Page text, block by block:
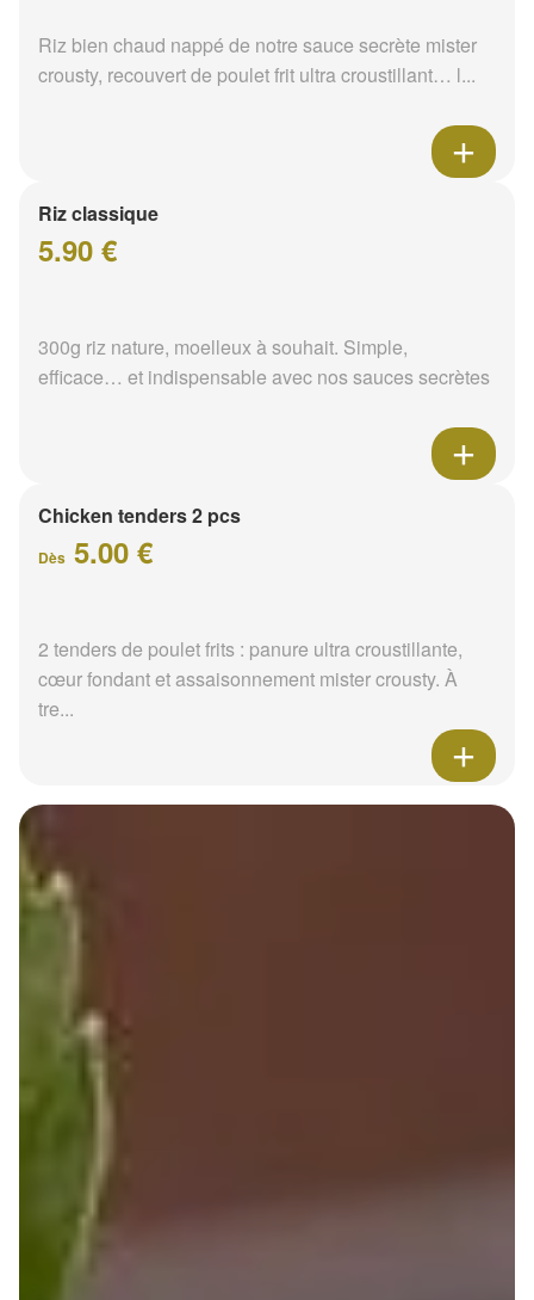
Riz bien chaud nappé de notre sauce secrète mister
crousty, recouvert de poulet frit ultra croustillant… l...
Riz classique
5.90 €
300g riz nature, moelleux à souhait. Simple,
efficace… et indispensable avec nos sauces secrètes
Chicken tenders 2 pcs
Dès 5.00 €
2 tenders de poulet frits : panure ultra croustillante,
cœur fondant et assaisonnement mister crousty. À
tre...